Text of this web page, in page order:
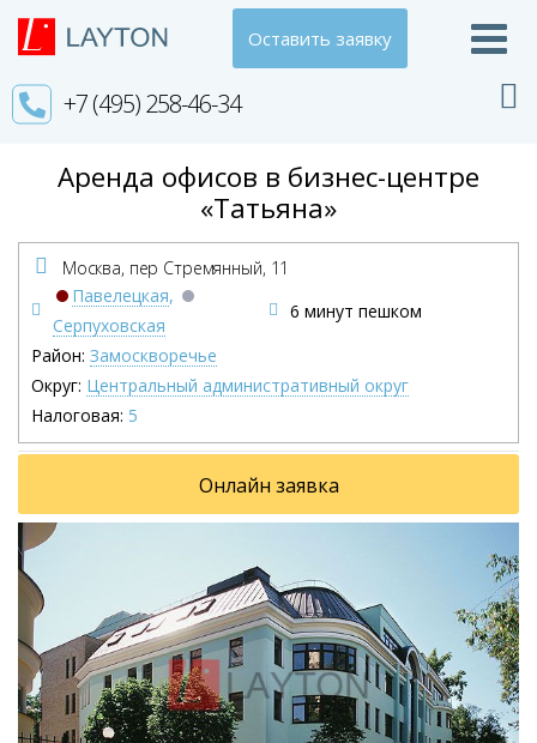
Оставить заявку
+7 (495) 258-46-34
Аренда офисов в бизнес-центре
«Татьяна»
Москва, пер Стремянный, 11
Павелецкая,
Серпуховская
6 минут пешком
Район: Замоскворечье
Округ: Центральный административный округ
Налоговая: 5
Онлайн заявка